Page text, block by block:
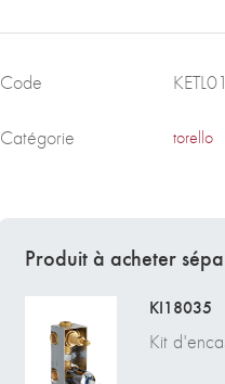
Code
Catégorie torello
Produit à acheter
KI18035
Kit